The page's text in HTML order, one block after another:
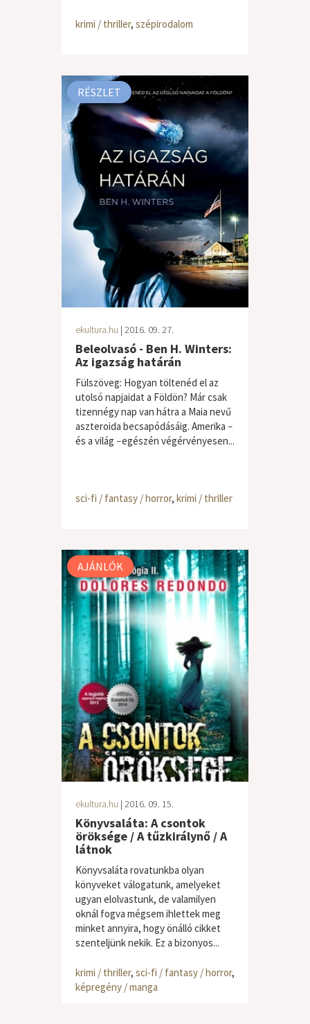
krimi / thriller, szépirodalom
RÉSZLET
ekultura.hu | 2016. 09. 27.
Beleolvasó - Ben H. Winters:
Az igazság határán
Fülszöveg: Hogyan töltenéd el az
utolsó napjaidat a Földön? Már csak
tizennégy nap van hátra a Maia nevű
aszteroida becsapódásáig. Amerika ‒
és a világ ‒egészén végérvényesen...
sci-fi / fantasy / horror, krimi / thriller
AJÁNLÓK
ekultura.hu | 2016. 09. 15.
Könyvsaláta: A csontok
öröksége / A tűzkirálynő / A
látnok
Könyvsaláta rovatunkba olyan
könyveket válogatunk, amelyeket
ugyan elolvastunk, de valamilyen
oknál fogva mégsem ihlettek meg
minket annyira, hogy önálló cikket
szenteljünk nekik. Ez a bizonyos...
krimi / thriller, sci-fi / fantasy / horror,
képregény / manga